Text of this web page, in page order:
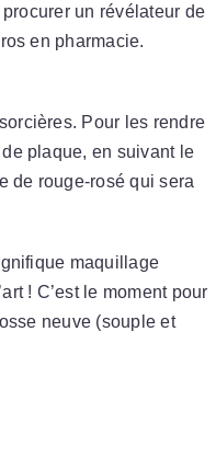
un révélateur de
en pharmacie.
Pour les rendre
plaque, en suivant le
de rouge-rosé qui sera
maquillage
! C’est le moment pour
neuve (souple et